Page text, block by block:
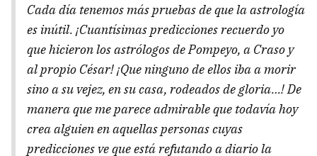
Cada día tenemos más pruebas de que la astrología
es inútil. ¡Cuantísimas predicciones recuerdo yo
que hicieron los astrólogos de Pompeyo, a Craso y
al propio César! ¡Que ninguno de ellos iba a morir
sino a su vejez, en su casa, rodeados de gloria…! De
manera que me parece admirable que todavía hoy
crea alguien en aquellas personas cuyas
predicciones ve que está refutando a diario la